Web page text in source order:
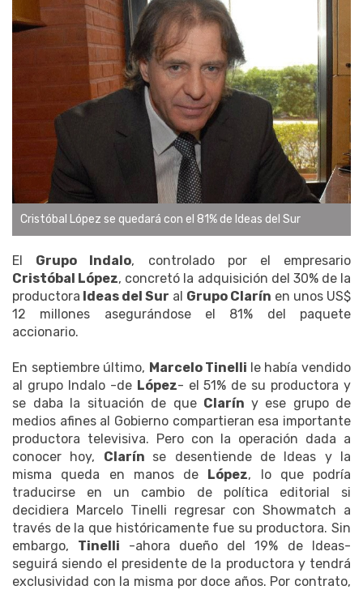
Cristóbal López se quedará con el 81% de Ideas del Sur
El Grupo Indalo, controlado por el empresario
Cristóbal López, concretó la adquisición del 30% de la
productora Ideas del Sur al Grupo Clarín en unos US$
12 millones asegurándose el 81% del paquete
accionario.
En septiembre último, Marcelo Tinelli le había vendido
al grupo Indalo -de López- el 51% de su productora y
se daba la situación de que Clarín y ese grupo de
medios afines al Gobierno compartieran esa importante
productora televisiva. Pero con la operación dada a
conocer hoy, Clarín se desentiende de Ideas y la
misma queda en manos de López, lo que podría
traducirse en un cambio de política editorial si
decidiera Marcelo Tinelli regresar con Showmatch a
través de la que históricamente fue su productora. Sin
embargo, Tinelli -ahora dueño del 19% de Ideas-
seguirá siendo el presidente de la productora y tendrá
exclusividad con la misma por doce años. Por contrato,